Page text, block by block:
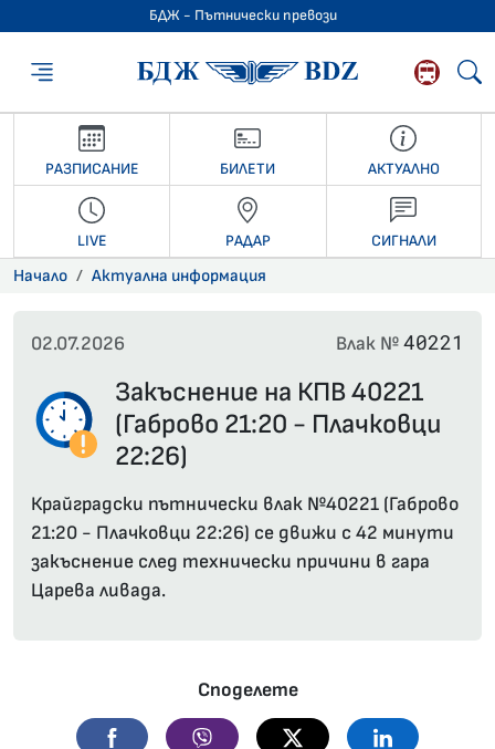
БДЖ - Пътнически превози
БДЖ -
РАЗПИСАНИЕ БИЛЕТИ АКТУАЛНО
LIVE РАДАР СИГНАЛИ
Начало Актуална информация
02.07.2026 Влак №40221
Закъснение на КПВ 40221
(Габрово 21:20 - Плачковци
22:26)
Крайградски пътнически влак №40221 (Габрово
21:20 - Плачковци 22:26) се движи с 42 минути
закъснение след технически причини в гара
Царева ливада.
Споделете
Facebook Viber Twitter Linkedin